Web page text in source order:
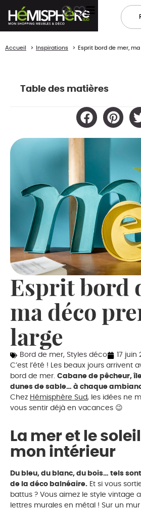
Accueil Inspirations Esprit bord de mer,
Table des matières
Esprit bord
ma déco
large
Bord de mer, Styles déco 17 juin
C’est l’été ! Les beaux jours arrivent
bord de mer. Cabane de pêcheur,
dunes de sable… à chaque
Chez Hémisphère Sud, les idées ne
vous sentir déjà en vacances 😉
La mer et le
mon intérieur
Du bleu, du blanc, du bois… tels
de la déco balnéaire. Et si vous
battus ? Vous aimez le style vintage
lettres murales en métal ! Sur un